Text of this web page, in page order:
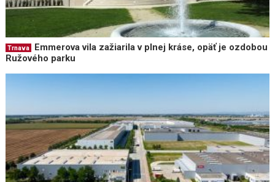
Trnava
Emmerova vila zažiarila v plnej kráse, opäť je ozdobou
Ružového parku